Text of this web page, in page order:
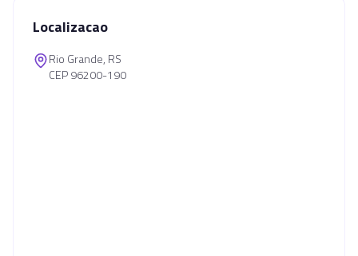
Localizacao
Rio Grande, RS
CEP 96200-190